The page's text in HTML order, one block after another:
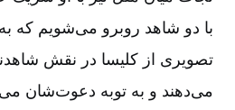
با دو شاهد روبرو می‌‌شویم که
تصویری از کلیسا در نقش
می‌‌دهند و به توبه دعوت‌‌شان